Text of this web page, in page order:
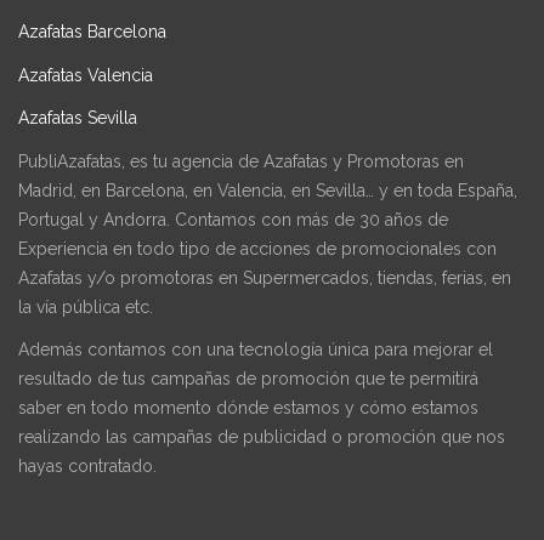
Azafatas Barcelona
Azafatas Valencia
Azafatas Sevilla
PubliAzafatas, es tu agencia de Azafatas y Promotoras en
Madrid, en Barcelona, en Valencia, en Sevilla… y en toda España,
Portugal y Andorra. Contamos con más de 30 años de
Experiencia en todo tipo de acciones de promocionales con
Azafatas y/o promotoras en Supermercados, tiendas, ferias, en
la vía pública etc.
Además contamos con una tecnología única para mejorar el
resultado de tus campañas de promoción que te permitirá
saber en todo momento dónde estamos y cómo estamos
realizando las campañas de publicidad o promoción que nos
hayas contratado.